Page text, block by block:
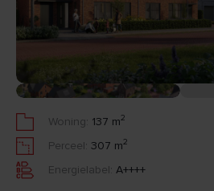
Woning: 137 m2
Perceel: 307 m2
Energielabel: A++++